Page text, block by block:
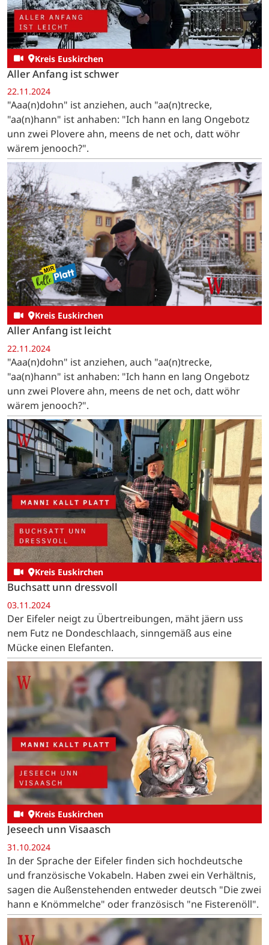
Kreis Euskirchen
Aller Anfang ist schwer
22.11.2024
"Aaa(n)dohn" ist anziehen, auch "aa(n)trecke,
"aa(n)hann" ist anhaben: "Ich hann en lang Ongebotz
unn zwei Plovere ahn, meens de net och, datt wöhr
wärem jenooch?".
Kreis Euskirchen
Aller Anfang ist leicht
22.11.2024
"Aaa(n)dohn" ist anziehen, auch "aa(n)trecke,
"aa(n)hann" ist anhaben: "Ich hann en lang Ongebotz
unn zwei Plovere ahn, meens de net och, datt wöhr
wärem jenooch?".
Kreis Euskirchen
Buchsatt unn dressvoll
03.11.2024
Der Eifeler neigt zu Übertreibungen, mäht jäern uss
nem Futz ne Dondeschlaach, sinngemäß aus eine
Mücke einen Elefanten.
Kreis Euskirchen
Jeseech unn Visaasch
31.10.2024
In der Sprache der Eifeler finden sich hochdeutsche
und französische Vokabeln. Haben zwei ein Verhältnis,
sagen die Außenstehenden entweder deutsch "Die zwei
hann e Knömmelche" oder französisch "ne Fisterenöll".